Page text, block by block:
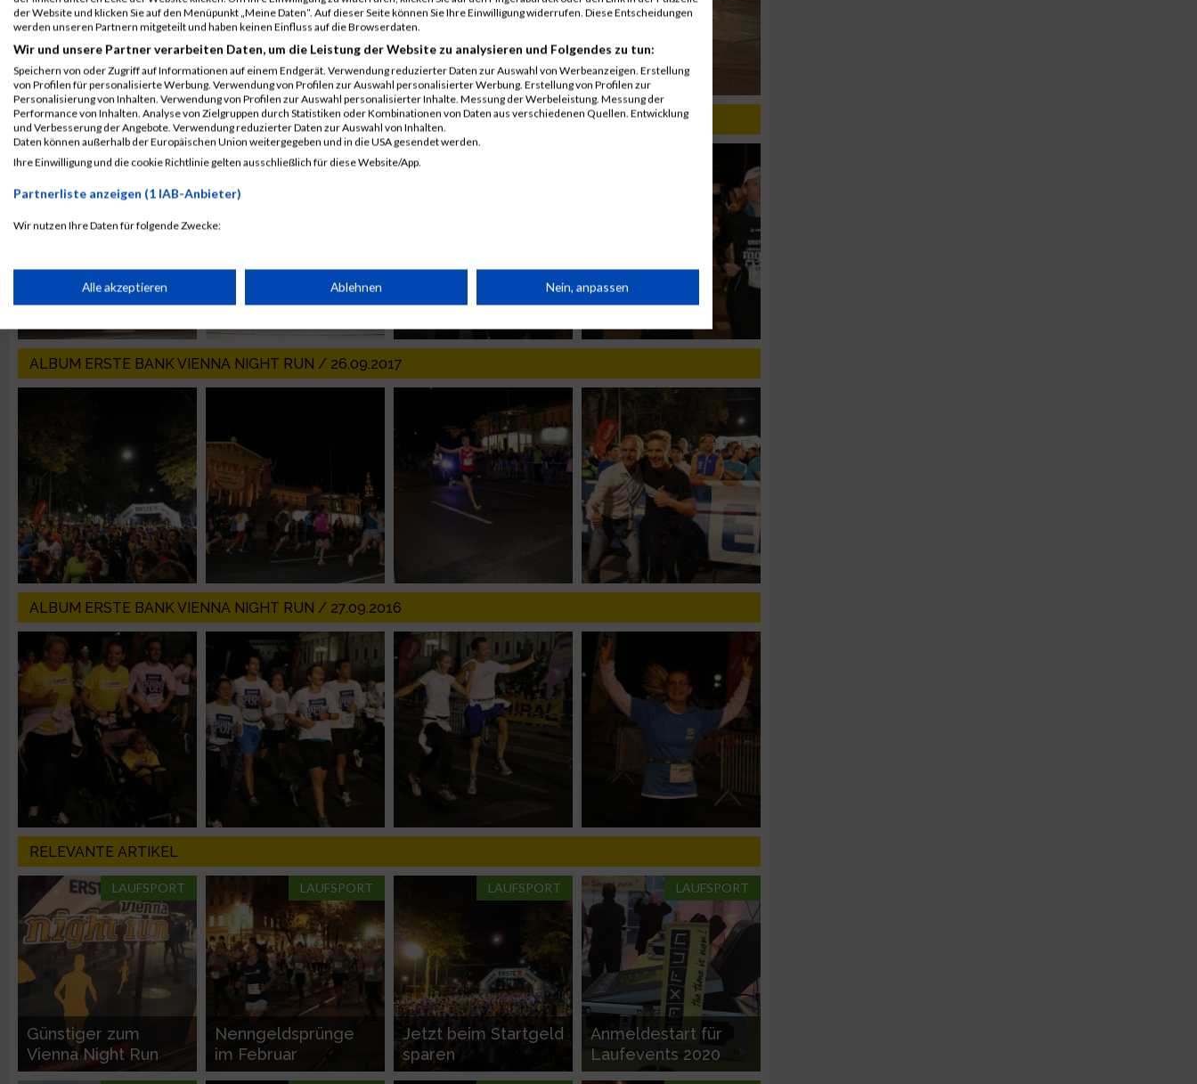
ALBUM IMPRESSIONEN VIENNA NIGHT RUN / 12.09.2019
ALBUM ERSTE BANK VIENNA NIGHT RUN / 26.09.2017
ALBUM ERSTE BANK VIENNA NIGHT RUN / 27.09.2016
RELEVANTE ARTIKEL
LAUFSPORT
Günstiger zum
Vienna Night Run
LAUFSPORT
Nenngeldsprünge
im Februar
LAUFSPORT
Jetzt beim Startgeld
sparen
LAUFSPORT
Anmeldestart für
Laufevents 2020
der Website und klicken Sie auf den Menüpunkt „Meine Daten“. Auf dieser Seite können Sie Ihre Einwilligung widerrufen. Diese Entscheidungen
werden unseren Partnern mitgeteilt und haben keinen Einfluss auf die Browserdaten.
Wir und unsere Partner verarbeiten Daten, um die Leistung der Website zu analysieren und Folgendes zu tun:
Speichern von oder Zugriff auf Informationen auf einem Endgerät. Verwendung reduzierter Daten zur Auswahl von Werbeanzeigen. Erstellung
von Profilen für personalisierte Werbung. Verwendung von Profilen zur Auswahl personalisierter Werbung. Erstellung von Profilen zur
Personalisierung von Inhalten. Verwendung von Profilen zur Auswahl personalisierter Inhalte. Messung der Werbeleistung. Messung der
Performance von Inhalten. Analyse von Zielgruppen durch Statistiken oder Kombinationen von Daten aus verschiedenen Quellen. Entwicklung
und Verbesserung der Angebote. Verwendung reduzierter Daten zur Auswahl von Inhalten.
Daten können außerhalb der Europäischen Union weitergegeben und in die USA gesendet werden.
Ihre Einwilligung und die cookie Richtlinie gelten ausschließlich für diese Website/App.
Partnerliste anzeigen (1 IAB-Anbieter)
Wir nutzen Ihre Daten für folgende Zwecke:
Speichern von oder Zugriff auf Informationen auf einem Endgerät
Verwendung reduzierter Daten zur Auswahl von Werbeanzeigen
Verwendung von Profilen zur Auswahl personalisierter Werbung
Erstellung von Profilen zur Personalisierung von Inhalten
Verwendung von Profilen zur Auswahl personalisierter Inhalte
Messung der Werbeleistung
Messung der Performance von Inhalten
Analyse von Zielgruppen durch Statistiken oder Kombinationen von Daten aus
verschiedenen Quellen
Entwicklung und Verbesserung der Angebote
Verwendung reduzierter Daten zur Auswahl von Inhalten
IAB-Besonderheiten:
Verwendung genauer Standortdaten
Geräte anhand von aktiv angeforderten Informationen identifizieren
Nicht-IAB-Verarbeitungszwecke:
Notwendig
Alle akzeptieren Ablehnen Nein, anpassen